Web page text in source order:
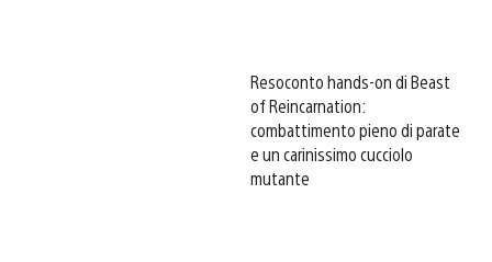
Resoconto hands-on di Beast
of Reincarnation:
combattimento pieno di parate
e un carinissimo cucciolo
mutante